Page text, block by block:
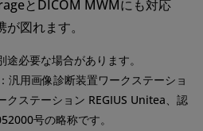
とDICOM MWMにも対応
図れます。
必要な場合があります。
汎用画像診断装置ワークステーショ
クステーション REGIUS Unitea、認
号の略称です。